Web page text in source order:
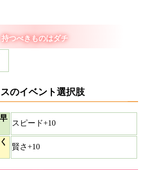
持つべきものはダチ
のイベント選択肢
スピード+10
賢さ+10